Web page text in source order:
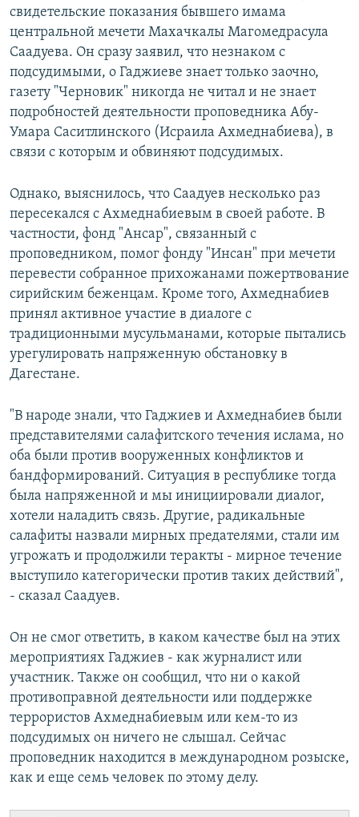
свидетельские показания бывшего имама
центральной мечети Махачкалы Магомедрасула
Саадуева. Он сразу заявил, что незнаком с
подсудимыми, о Гаджиеве знает только заочно,
газету "Черновик" никогда не читал и не знает
подробностей деятельности проповедника Абу-
Умара Саситлинского (Исраила Ахмеднабиева), в
связи с которым и обвиняют подсудимых.
Однако, выяснилось, что Саадуев несколько раз
пересекался с Ахмеднабиевым в своей работе. В
частности, фонд "Ансар", связанный с
проповедником, помог фонду "Инсан" при мечети
перевести собранное прихожанами пожертвование
сирийским беженцам. Кроме того, Ахмеднабиев
принял активное участие в диалоге с
традиционными мусульманами, которые пытались
урегулировать напряженную обстановку в
Дагестане.
"В народе знали, что Гаджиев и Ахмеднабиев были
представителями салафитского течения ислама, но
оба были против вооруженных конфликтов и
бандформирований. Ситуация в республике тогда
была напряженной и мы инициировали диалог,
хотели наладить связь. Другие, радикальные
салафиты назвали мирных предателями, стали им
угрожать и продолжили теракты - мирное течение
выступило категорически против таких действий",
- сказал Саадуев.
Он не смог ответить, в каком качестве был на этих
мероприятиях Гаджиев - как журналист или
участник. Также он сообщил, что ни о какой
противоправной деятельности или поддержке
террористов Ахмеднабиевым или кем-то из
подсудимых он ничего не слышал. Сейчас
проповедник находится в международном розыске,
как и еще семь человек по этому делу.